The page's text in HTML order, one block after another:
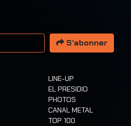
S’abonner
LINE-UP
EL PRESIDIO
PHOTOS
CANAL METAL
TOP 100